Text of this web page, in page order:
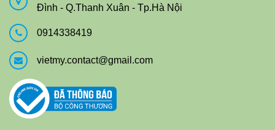
Đình - Q.Thanh Xuân - Tp.Hà Nội
0914338419
vietmy.contact@gmail.com